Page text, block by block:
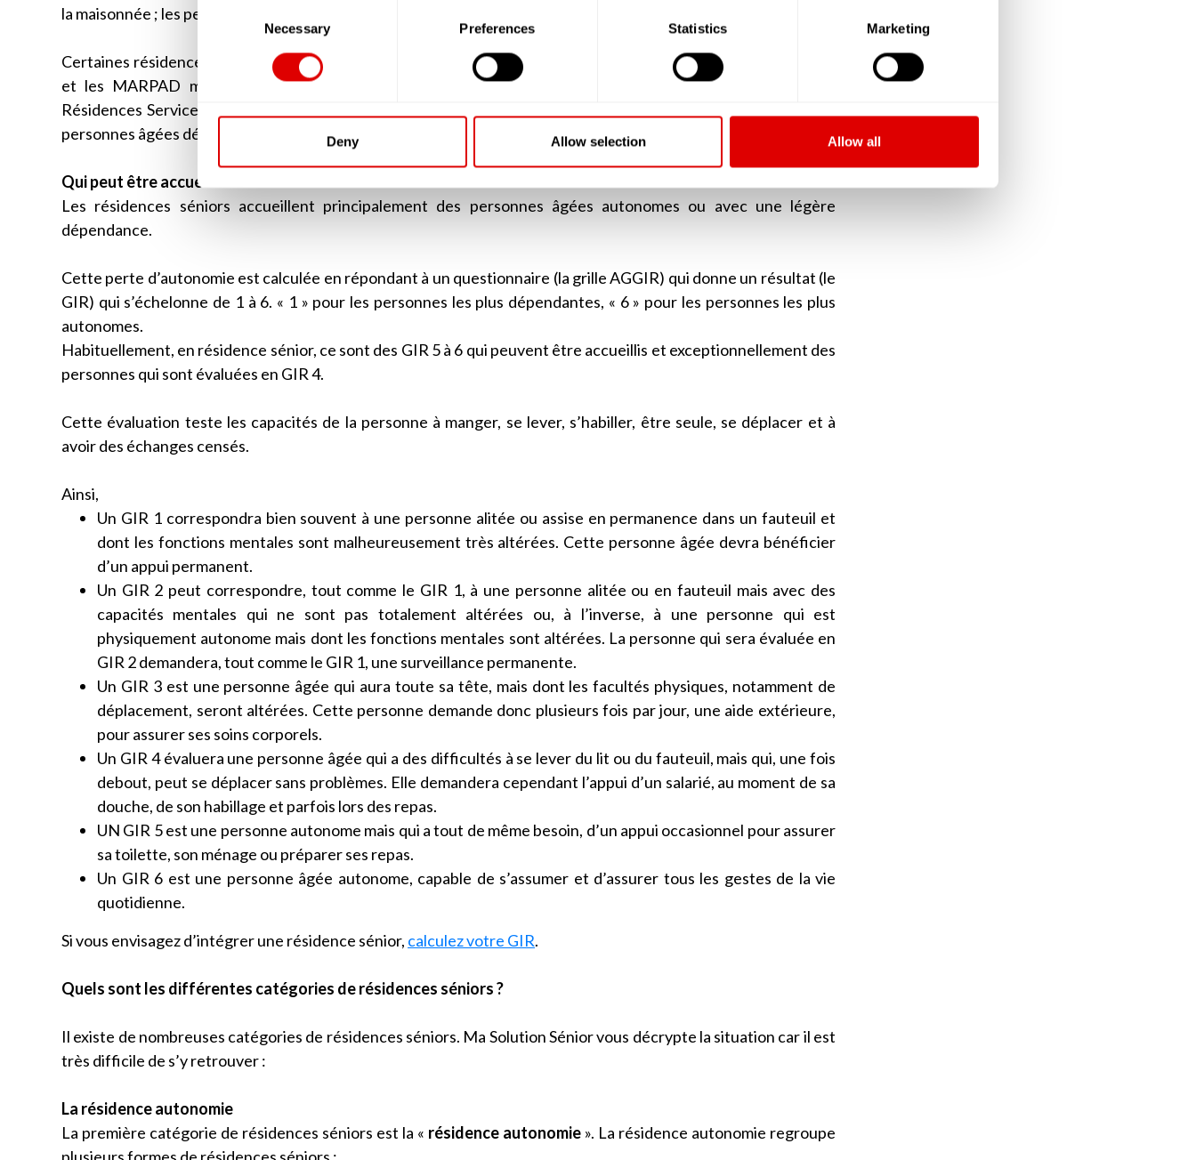
Necessary Preferences Statistics Marketing
Deny Allow selection Allow all
la maisonnée ; les personnes sont libres d’y recevoir leur famille et d’y vivre en couple.
Certaines résidences Séniors font partie du secteur médico-social comme les résidences autonomie, les MAPA
et les MARPAD mais, d’autres résidences ne sont pas encadrées par cette réglementation comme les
Résidences Services Séniors, les appartements ou les maisonnées en co-living qui ne peuvent pas accueillir de
personnes âgées dépendantes.
Qui peut être accueilli en résidence Sénior ?
Les résidences séniors accueillent principalement des personnes âgées autonomes ou avec une légère
dépendance.
Cette perte d’autonomie est calculée en répondant à un questionnaire (la grille AGGIR) qui donne un résultat (le
GIR) qui s’échelonne de 1 à 6. « 1 » pour les personnes les plus dépendantes, « 6 » pour les personnes les plus
autonomes.
Habituellement, en résidence sénior, ce sont des GIR 5 à 6 qui peuvent être accueillis et exceptionnellement des
personnes qui sont évaluées en GIR 4.
Cette évaluation teste les capacités de la personne à manger, se lever, s’habiller, être seule, se déplacer et à
avoir des échanges censés.
Ainsi,
Un GIR 1 correspondra bien souvent à une personne alitée ou assise en permanence dans un fauteuil et
dont les fonctions mentales sont malheureusement très altérées. Cette personne âgée devra bénéficier
d’un appui permanent.
Un GIR 2 peut correspondre, tout comme le GIR 1, à une personne alitée ou en fauteuil mais avec des
capacités mentales qui ne sont pas totalement altérées ou, à l’inverse, à une personne qui est
physiquement autonome mais dont les fonctions mentales sont altérées. La personne qui sera évaluée en
GIR 2 demandera, tout comme le GIR 1, une surveillance permanente.
Un GIR 3 est une personne âgée qui aura toute sa tête, mais dont les facultés physiques, notamment de
déplacement, seront altérées. Cette personne demande donc plusieurs fois par jour, une aide extérieure,
pour assurer ses soins corporels.
Un GIR 4 évaluera une personne âgée qui a des difficultés à se lever du lit ou du fauteuil, mais qui, une fois
debout, peut se déplacer sans problèmes. Elle demandera cependant l’appui d’un salarié, au moment de sa
douche, de son habillage et parfois lors des repas.
UN GIR 5 est une personne autonome mais qui a tout de même besoin, d’un appui occasionnel pour assurer
sa toilette, son ménage ou préparer ses repas.
Un GIR 6 est une personne âgée autonome, capable de s’assumer et d’assurer tous les gestes de la vie
quotidienne.
Si vous envisagez d’intégrer une résidence sénior, calculez votre GIR.
Quels sont les différentes catégories de résidences séniors ?
Il existe de nombreuses catégories de résidences séniors. Ma Solution Sénior vous décrypte la situation car il est
très difficile de s’y retrouver :
La résidence autonomie
La première catégorie de résidences séniors est la « résidence autonomie ». La résidence autonomie regroupe